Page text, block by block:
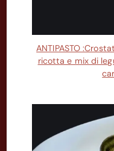
ANTIPASTO
ricotta e mix di